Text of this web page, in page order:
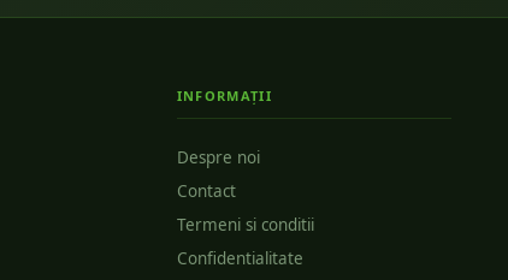
INFORMAȚII
Despre noi
Contact
Termeni si conditii
Confidentialitate